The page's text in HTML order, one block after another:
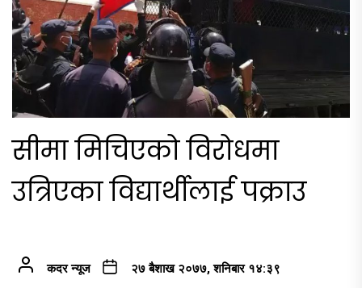
सीमा मिचिएको विरोधमा
उत्रिएका विद्यार्थीलाई पक्राउ
कदर न्यूज २७ बैशाख २०७७, शनिबार १४:३९